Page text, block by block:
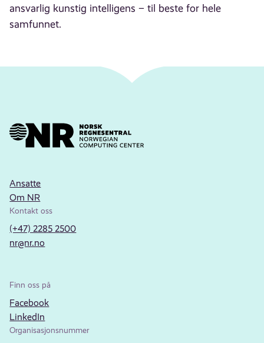
ansvarlig kunstig intelligens – til beste for hele
samfunnet.
Ansatte
Om NR
Kontakt oss
(+47) 2285 2500
nr@nr.no
Finn oss på
Facebook
LinkedIn
Organisasjonsnummer